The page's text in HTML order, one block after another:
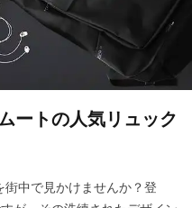
ートの人気リュック
中で見かけませんか？登